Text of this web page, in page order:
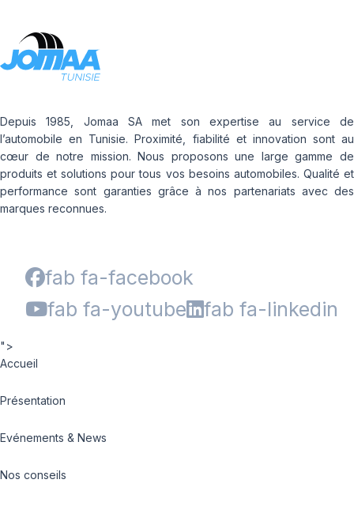
Depuis 1985, Jomaa SA met son expertise au service de
l’automobile en Tunisie. Proximité, fiabilité et innovation sont au
cœur de notre mission. Nous proposons une large gamme de
produits et solutions pour tous vos besoins automobiles. Qualité et
performance sont garanties grâce à nos partenariats avec des
marques reconnues.
fab fa-facebook
fab fa-youtube
fab fa-linkedin
">
Accueil
Présentation
Evénements & News
Nos conseils